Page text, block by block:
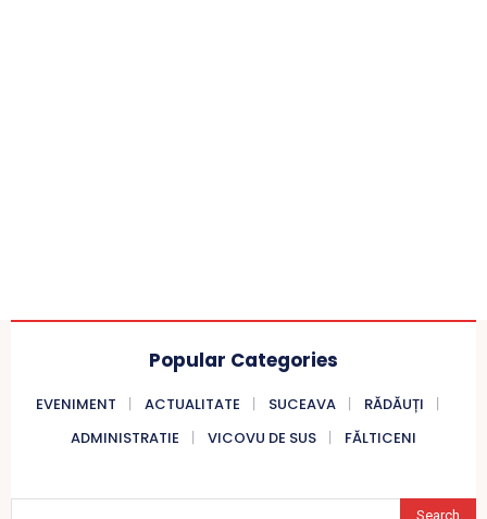
Popular Categories
EVENIMENT ACTUALITATE SUCEAVA
RĂDĂUȚI
ADMINISTRATIE
VICOVU DE SUS FĂLTICENI
Search